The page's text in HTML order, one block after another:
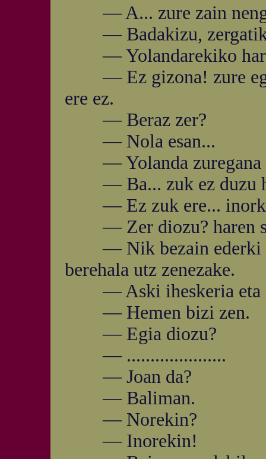
— A... zure zain
— Badakizu,
— Yolandarekiko
— Ez gizona! zure
ere ez.
— Beraz zer?
— Nola esan...
— Yolanda zuregana
— Ba... zuk ez duzu
— Ez zuk ere... inork,
— Zer diozu? haren
— Nik bezain ederki
berehala utz zenezake.
— Aski iheskeria eta
— Hemen bizi zen.
— Egia diozu?
— .....................
— Joan da?
— Baliman.
— Norekin?
— Inorekin!